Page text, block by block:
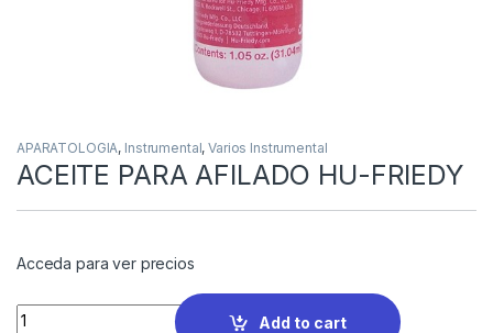
APARATOLOGIA, Instrumental,Varios Instrumental
ACEITE PARA AFILADO HU-FRIEDY
Acceda para ver precios
Quantity
Add to cart